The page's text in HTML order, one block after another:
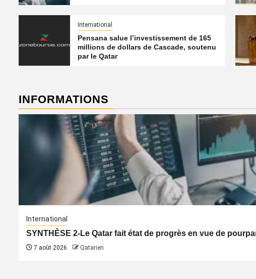
International
Pensana salue l’investissement de 165
millions de dollars de Cascade, soutenu
par le Qatar
INFORMATIONS
International
SYNTHÈSE 2-Le Qatar fait état de progrès en vue de
7 août 2026 Qatarien